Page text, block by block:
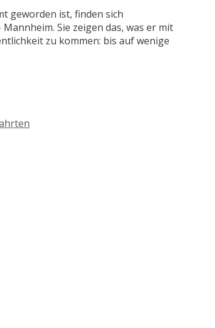
geworden ist, finden sich
Sie zeigen das, was er mit
zu kommen: bis auf wenige